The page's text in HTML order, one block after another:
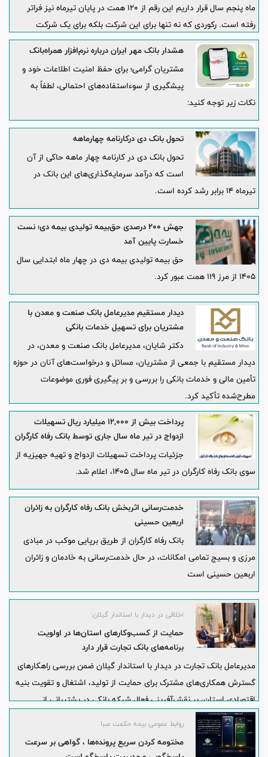
ماه پنجم سال قرار داریم این رقم از 120 همت در پایان تیرماه نیز فراتر
رفته است. رکوردی که نه تنها برای این شرکت بلکه برای یک شرکت
خصوصی در صنعت بیمه کشور دستاوردی عظیم به شمار می‌رود.
هشدار بانک مهر ایران درباره نرم‌افزار همراه‌بانک
مشتریان گرامی؛ برای حفظ امنیت اطلاعات خود و
پیشگیری از سوءاستفاده‌های احتمالی، لطفاً به
نکات زیر توجه کنید:
تحول بانک دی درکارنامه چهارماهه
تحول بانک دی در کارنامه چهار ماهه حاکی از آن
است که درآمد سرمایه‌گذاری‌های این بانک در
تیرماه ۱۴ برابر رشد کرده است.
جهش ۲۰۰ درصدی حق‌بیمه تولیدی بیمه دی؛ نست
خسارت پایین آمد
حق بیمه تولیدی بیمه دی در چهار ماه ابتدایی سال
1405 از مرز 119 همت عبور کرد.
دیدار مستقیم مدیرعامل بانک صنعت و معدن با
مشتریان برای تسهیل خدمات بانکی
دکتر شایان، مدیرعامل بانک صنعت و معدن، در
دیدار مستقیم با جمعی از مشتریان، مسائل و درخواست‌های آنان در حوزه
تأمین مالی و خدمات بانکی را بررسی و بر پیگیری فوری موضوعات
مطرح‌شده تأکید کرد.
پرداخت بیش از ۱۲,۰۰۰ میلیارد ریال تسهیلات
ازدواج در تیر ماه سال جاری توسط بانک رفاه کارگران
جزئیات پرداخت تسهیلات ازدواج و تهیه جهیزیه از
سوی بانک رفاه کارگران در تیر ماه سال 1405، اعلام شد.
خدمت‌رسانی اثربخش بانک رفاه کارگران به زائران
اربعین حسینی
بانک رفاه کارگران از طریق برپایی موکب در مبادی
مرزی و بسیج تمامی امکانات، در حال خدمت‌رسانی به خادمان و زائران
اربعین حسینی است
اخلاقی در دیدار با استاندار گیلان:
حمایت از کسب‌وکارهای استان‌ها در اولویت
برنامه‌های بانک تجارت قرار دارد
مدیرعامل بانک تجارت در دیدار با استاندار گیلان ضمن بررسی راهکارهای
گسترش همکاری‌های مشترک برای حمایت از تولید، اشتغال و تقویت بنیه
اقتصادی استان، بر نقش‌آفرینی فعال شبکه بانکی در پشتیبانی از
بخش‌های مولد تأکید کرد.روابط عمومی بیمه حکمت صبا
مختومه کردن سریع پرونده‌ها ، گواهی بر سرعت